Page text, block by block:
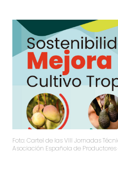
Foto: Cartel de las VIII Jornadas Técnicas organizadas por la
Asociación Española de Productores